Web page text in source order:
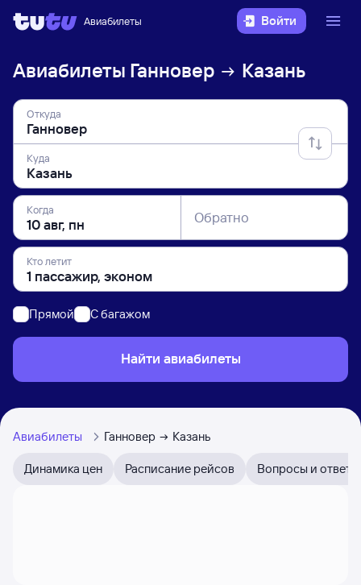
Авиабилеты Войти
Авиабилеты Ганновер Казань
Откуда
Куда
Когда Обратно
Кто летит
Прямой C багажом
Найти авиабилеты
Авиабилеты Ганновер Казань
Динамика цен Расписание рейсов Вопросы и ответы